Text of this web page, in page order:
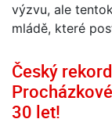
výzvu, ale
mládě, které
Český
30 let!